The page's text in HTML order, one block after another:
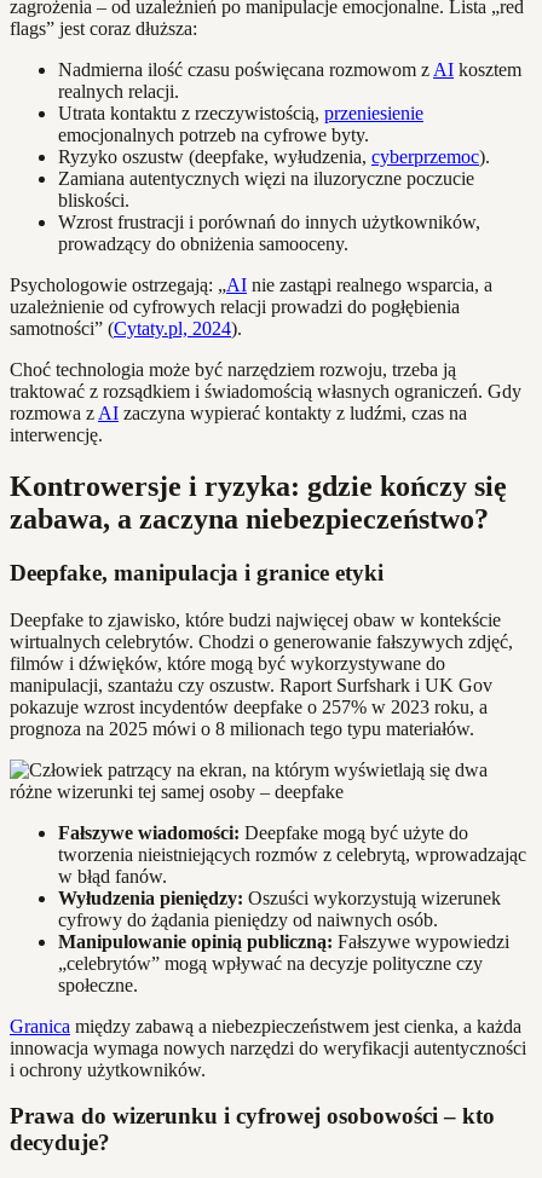
zagrożenia – od uzależnień po manipulacje emocjonalne. Lista „red
flags” jest coraz dłuższa:
Nadmierna ilość czasu poświęcana rozmowom z AI kosztem
realnych relacji.
Utrata kontaktu z rzeczywistością, przeniesienie
emocjonalnych potrzeb na cyfrowe byty.
Ryzyko oszustw (deepfake, wyłudzenia, cyberprzemoc).
Zamiana autentycznych więzi na iluzoryczne poczucie
bliskości.
Wzrost frustracji i porównań do innych użytkowników,
prowadzący do obniżenia samooceny.
Psychologowie ostrzegają: „AI nie zastąpi realnego wsparcia, a
uzależnienie od cyfrowych relacji prowadzi do pogłębienia
samotności” (Cytaty.pl, 2024).
Choć technologia może być narzędziem rozwoju, trzeba ją
traktować z rozsądkiem i świadomością własnych ograniczeń. Gdy
rozmowa z AI zaczyna wypierać kontakty z ludźmi, czas na
interwencję.
Kontrowersje i ryzyka: gdzie kończy się
zabawa, a zaczyna niebezpieczeństwo?
Deepfake, manipulacja i granice etyki
Deepfake to zjawisko, które budzi najwięcej obaw w kontekście
wirtualnych celebrytów. Chodzi o generowanie fałszywych zdjęć,
filmów i dźwięków, które mogą być wykorzystywane do
manipulacji, szantażu czy oszustw. Raport Surfshark i UK Gov
pokazuje wzrost incydentów deepfake o 257% w 2023 roku, a
prognoza na 2025 mówi o 8 milionach tego typu materiałów.
Fałszywe wiadomości: Deepfake mogą być użyte do
tworzenia nieistniejących rozmów z celebrytą, wprowadzając
w błąd fanów.
Wyłudzenia pieniędzy: Oszuści wykorzystują wizerunek
cyfrowy do żądania pieniędzy od naiwnych osób.
Manipulowanie opinią publiczną: Fałszywe wypowiedzi
„celebrytów” mogą wpływać na decyzje polityczne czy
społeczne.
Granica między zabawą a niebezpieczeństwem jest cienka, a każda
innowacja wymaga nowych narzędzi do weryfikacji autentyczności
i ochrony użytkowników.
Prawa do wizerunku i cyfrowej osobowości – kto
decyduje?